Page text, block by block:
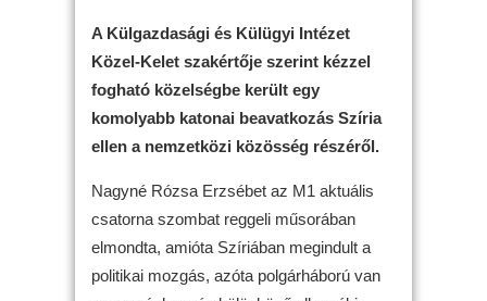
A Külgazdasági és Külügyi Intézet
Közel-Kelet szakértője szerint kézzel
fogható közelségbe került egy
komolyabb katonai beavatkozás Szíria
ellen a nemzetközi közösség részéről.
Nagyné Rózsa Erzsébet az M1 aktuális
csatorna szombat reggeli műsorában
elmondta, amióta Szíriában megindult a
politikai mozgás, azóta polgárháború van